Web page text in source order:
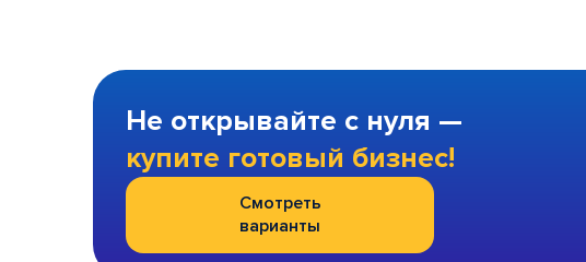
Не открывайте с нуля —
купите готовый бизнес!
Смотреть
варианты